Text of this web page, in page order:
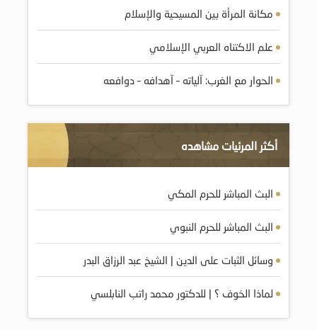
مكانة المرأة بين المسيحية والإسلام
علم الاكتناه العربي الإسلامي
الحوار مع الغرب: آلياته – آهدافه – دوافعه
أكثر المرئيات مشاهده
البث المباشر للحرم المكي
البث المباشر للحرم النبوي
وسائل الثبات على الدين | الشيخ عبد الرزاق البدر
لماذا الخوف ؟ | للدكتور محمد راتب النابلسي